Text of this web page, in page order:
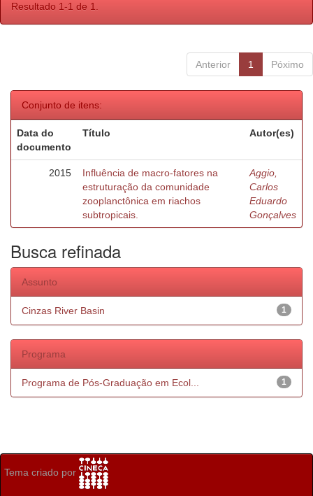
Resultado 1-1 de 1.
Anterior 1 Póximo
Conjunto de itens:
Data do
documento
Título Autor(es)
2015
Influência de macro-fatores na
estruturação da comunidade
zooplanctônica em riachos
subtropicais.
Aggio,
Carlos
Eduardo
Gonçalves
Busca refinada
Assunto
1
Cinzas River Basin
Programa
1
Programa de Pós-Graduação em Ecol...
Tema criado por